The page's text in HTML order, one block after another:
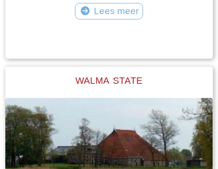
één dak. De ontwikkeling van de boerderij gaat
de volgende fase in, als de boer gescheiden
lager is dan het voorhuis. Daarachter de schuur,
naast de boerderij in de hooiberg opgeslagen.
Het laatste langhuis met de bijbehorende
hooiberg in Fryslân staat, volledig
gerestaureerd, in het dorp Warten. Het is als
museum ingericht ( bouwjaar 1725)
Lees meer
WALMA STATE